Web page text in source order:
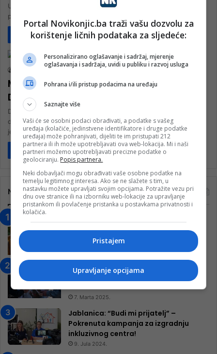
U 10:01 sati danas, 20. marta, nam zvanično stiže proljeće, a
premda mnogi od nas početak ovog godišnjeg doba vežu…
Pročitaj više
22. Septembra 2024.
Mnogima omiljeno godišnje doba:
Danas počela jesen
Danas je službeno započela jesen, mnogima omiljeno godišnje
doba zbog živopisnih boja prirode, dužih noći, svima voljenih
jesenskih plodova poput…
Pročitaj više
Najčitanije
“Obrazovanje gradi BiH-Jovan Divjak“
– Konjic je u posljednje 22 godine imao
25 ​​stipendista
Nogometaši Igmana iznenadili
Konjičanke cvijećem i besplatnim
ulazom na utakmicu
7. Marta 2025.
Jablanica: “Budi mi prijatelj” –
Pokrenuta kampanja za izgradnju
inkluzivnog centra!
9. Jula 2024.
Portal Novikonjic.ba traži vašu dozvolu za
korištenje ličnih podataka za sljedeće:
Personalizirano oglašavanje i sadržaj, mjerenje
oglašavanja i sadržaja, uvidi u publiku i razvoj usluga
Pohrana i/ili pristup podacima na uređaju
Saznajte više
Vaši će se osobni podaci obrađivati, a podatke s vašeg
uređaja (kolačiće, jedinstvene identifikatore i druge podatke
uređaja) može pohranjivati, dijeliti te im pristupati 212
partnera ili ih može upotrebljavati ova web-lokacija. Mi i naši
partneri možemo upotrebljavati precizne podatke o
geolociranju. Popis partnera.
Neki dobavljači mogu obrađivati vaše osobne podatke na
temelju legitimnog interesa. Ako se ne slažete s tim, u
nastavku možete upravljati svojim opcijama. Potražite vezu pri
dnu ove stranice ili na izborniku web-lokacije za upravljanje
pristankom ili povlačenje pristanka u postavkama privatnosti i
kolačića.
Pristajem
Upravljanje opcijama